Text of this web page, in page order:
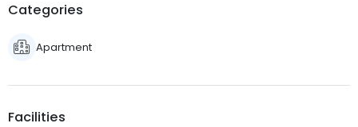
Categories
Apartment
Facilities